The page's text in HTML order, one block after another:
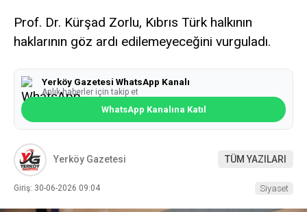
Prof. Dr. Kürşad Zorlu, Kıbrıs Türk halkının
haklarının göz ardı edilemeyeceğini vurguladı.
Yerköy Gazetesi WhatsApp Kanalı
Anlık haberler için takip et
WhatsApp Kanalına Katıl
Yerköy Gazetesi TÜM YAZILARI
Giriş: 30-06-2026 09:04 Siyaset